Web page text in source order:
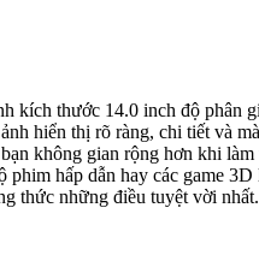
kích thước 14.0 inch độ phân
hiển thị rõ ràng, chi tiết và
không gian rộng hơn khi
phim hấp dẫn hay các game 3D
thức những điều tuyệt vời nhất.